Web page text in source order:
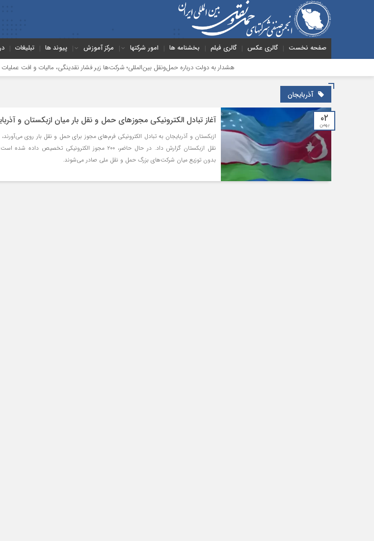
صفحه نخست گالری عکس گالری فیلم بخشنامه ها امور شرکتها مرکز آموزش پیوند ها تبلیغات
هشدار به دولت درباره حمل‌ونقل بین‌المللی؛ شرکت‌ها زیر فشار نقدینگی، مالیات و افت عملیات
آذربایجان
۰۲
بهمن آغاز تبادل الکترونیکی مجوزهای حمل و نقل بار میان ازبکستان و
ازبکستان و آذربایجان به تبادل الکترونیکی فرم‌های مجوز برای حمل و نقل بار روی
نقل ازبکستان گزارش داد. در حال حاضر، ۲۰۰ مجوز الکترونیکی تخصیص
بدون توزیع میان شرکت‌های بزرگ حمل و نقل ملی صادر می‌شوند.